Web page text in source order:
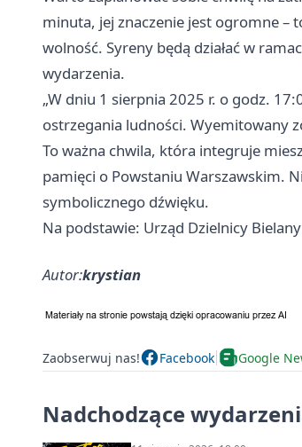
minuta, jej znaczenie jest ogromne –
wolność. Syreny będą działać w
wydarzenia.
„W dniu 1 sierpnia 2025 r. o godz.
ostrzegania ludności. Wyemitowany
To ważna chwila, która integruje
pamięci o Powstaniu Warszawskim.
symbolicznego dźwięku.
Na podstawie: Urząd Dzielnicy Bielany
Autor:krystian
Zaobserwuj nas! Facebook Google
Nadchodzące